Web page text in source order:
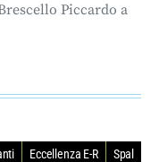
Piccardo a
Eccellenza E-R Spal